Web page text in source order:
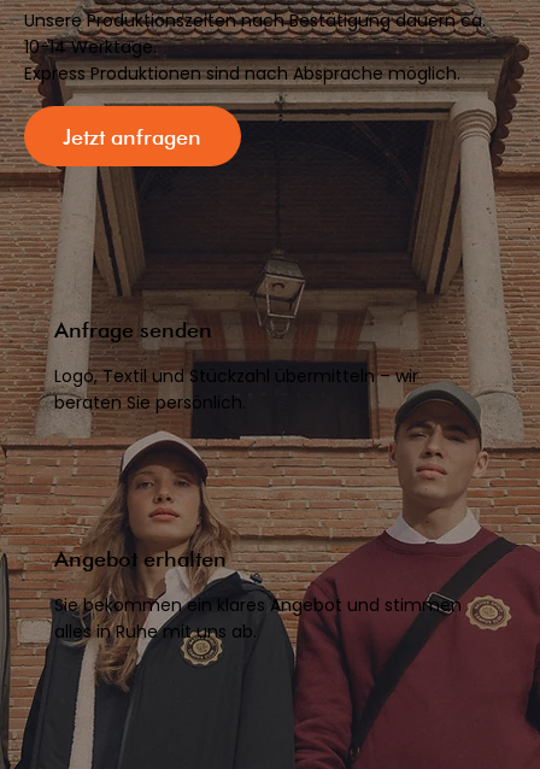
Unsere Produktionszeiten nach Bestätigung dauern ca.
10-14 Werktage.
Express Produktionen sind nach Absprache möglich.
Jetzt anfragen
Anfrage senden
Logo, Textil und Stückzahl übermitteln – wir
beraten Sie persönlich.
Angebot erhalten
Sie bekommen ein klares Angebot und stimmen
alles in Ruhe mit uns ab.